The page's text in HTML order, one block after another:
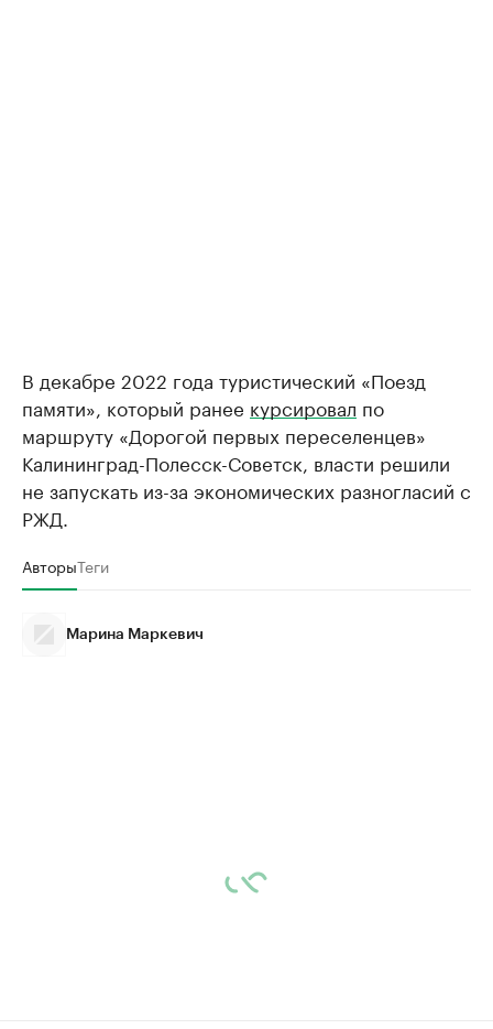
В декабре 2022 года туристический «Поезд
памяти», который ранее курсировал по
маршруту «Дорогой первых переселенцев»
Калининград-Полесск-Советск, власти решили
не запускать из-за экономических разногласий с
РЖД.
АвторыТеги
Марина Маркевич